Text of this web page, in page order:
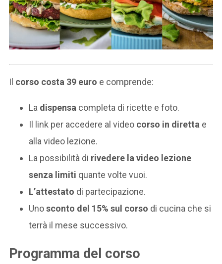
Il corso costa 39 euro e comprende:
La dispensa completa di ricette e foto.
Il link per accedere al video corso in diretta e
alla video lezione.
La possibilità di rivedere la video lezione
senza limiti quante volte vuoi.
L’attestato di partecipazione.
Unosconto del 15% sul corso di cucina che si
terrà il mese successivo.
Programma del corso